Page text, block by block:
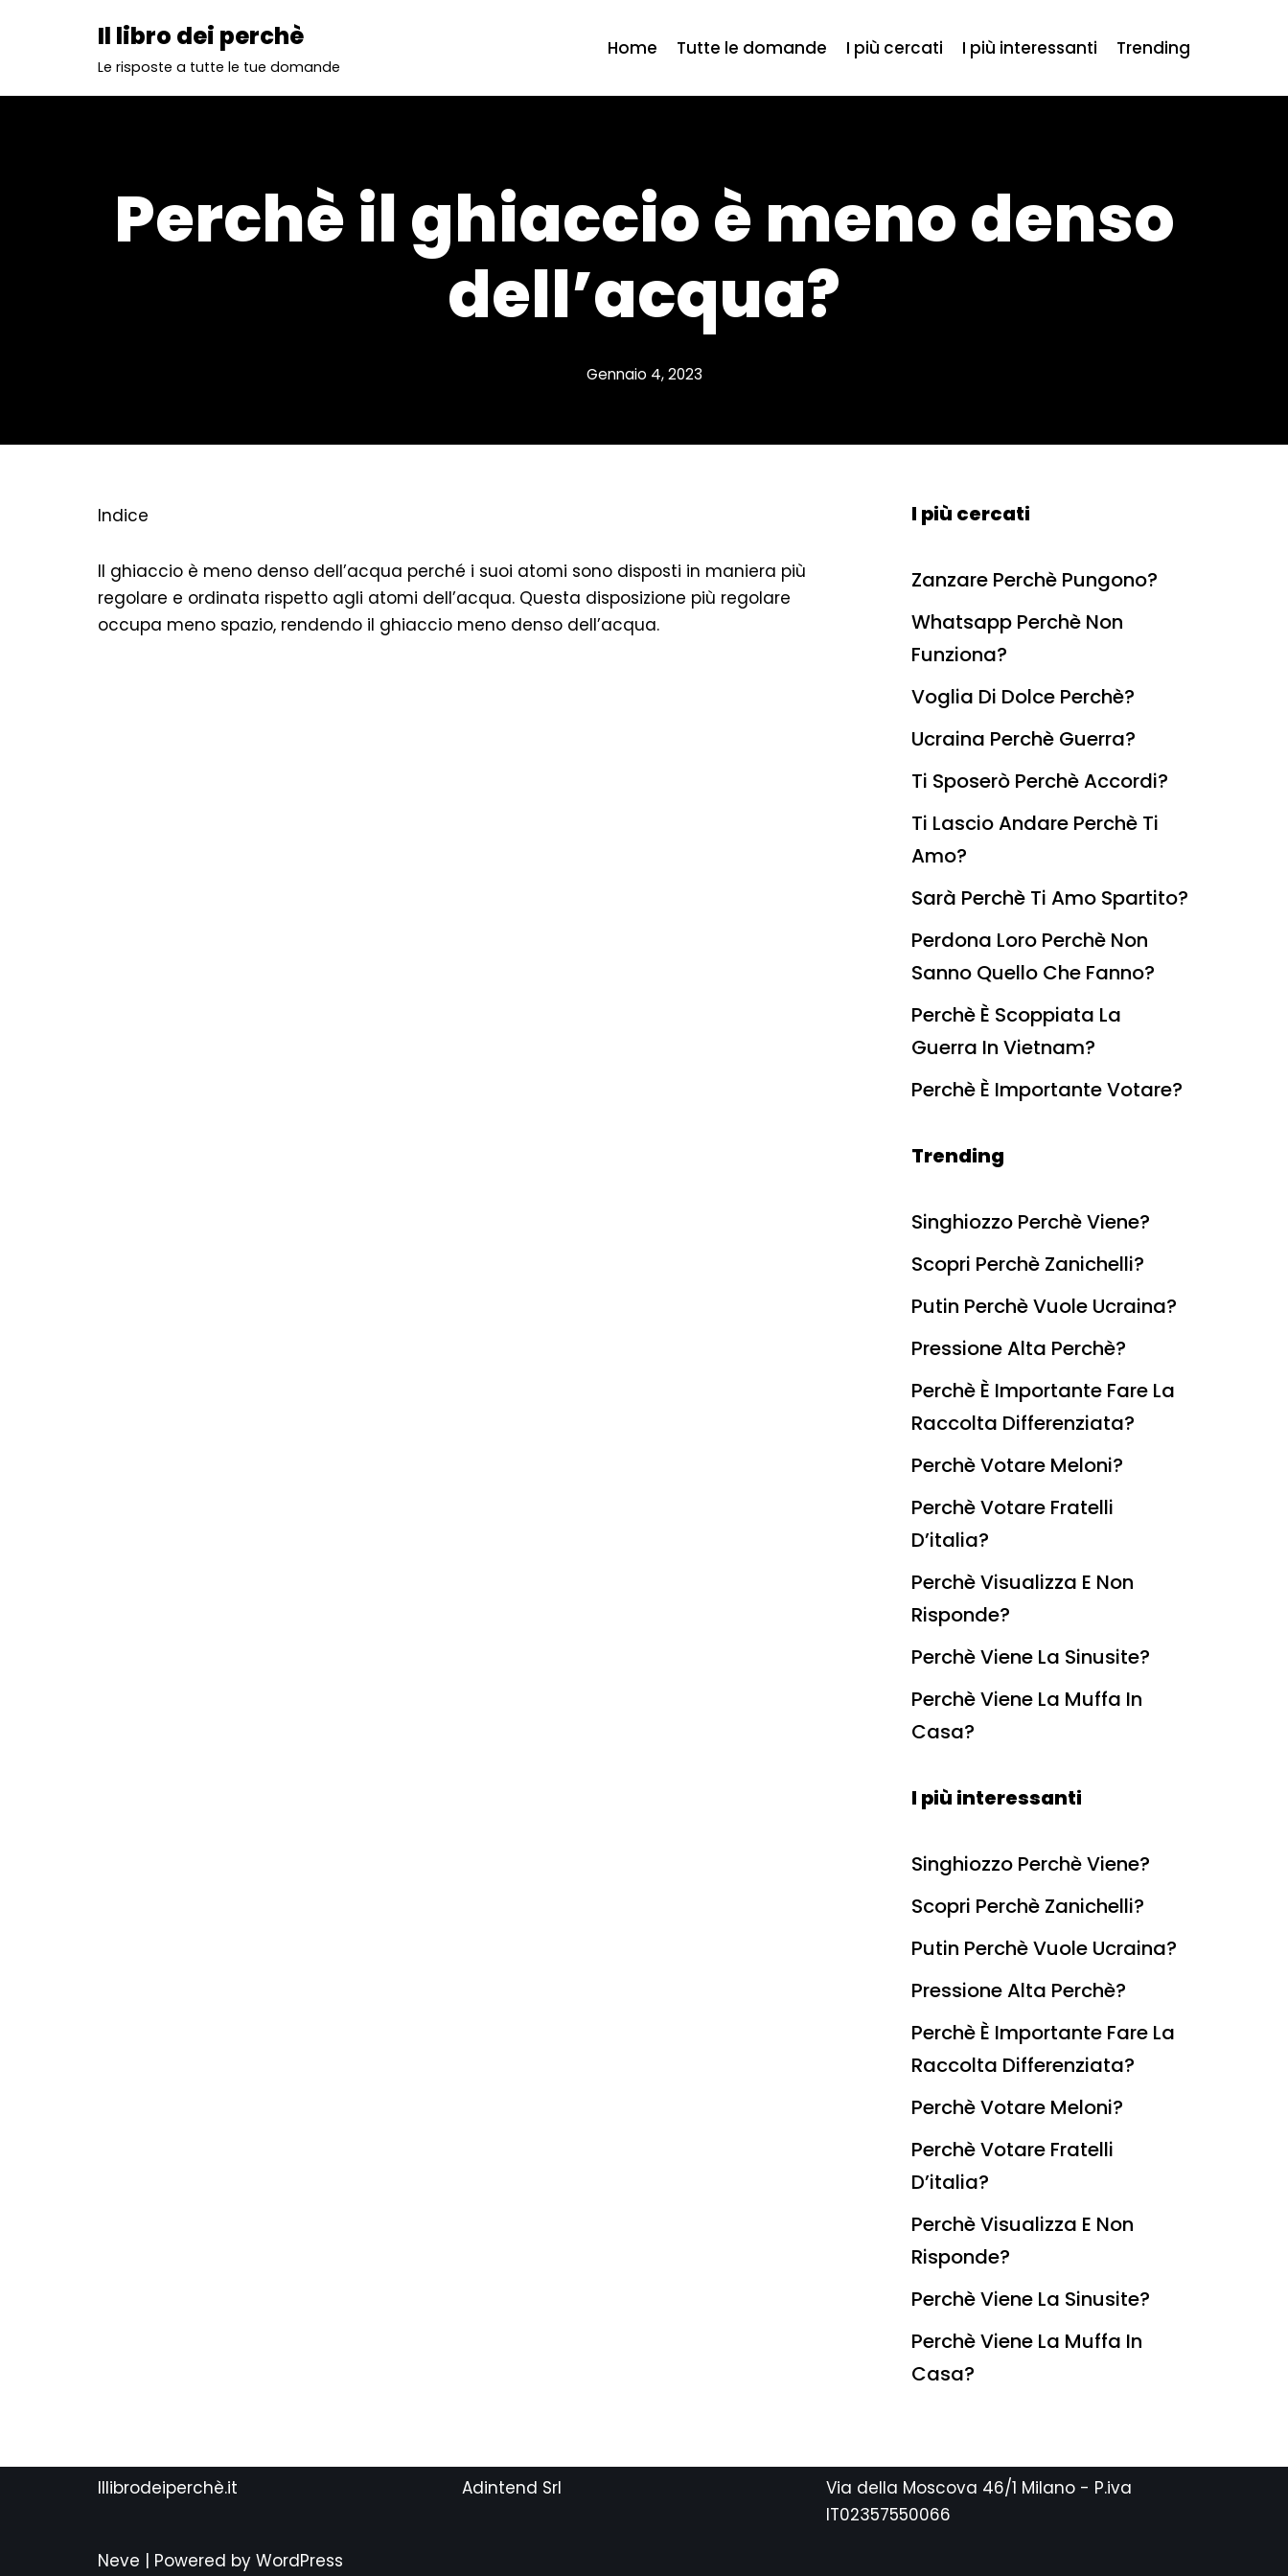
Il libro dei perchè
Le risposte a tutte le tue domande
Home Tutte le domande I più cercati I più interessanti Trending
Perchè il ghiaccio è meno denso
dell’acqua?
Gennaio 4, 2023
Indice
Il ghiaccio è meno denso dell’acqua perché i suoi atomi sono disposti in maniera più
regolare e ordinata rispetto agli atomi dell’acqua. Questa disposizione più regolare
occupa meno spazio, rendendo il ghiaccio meno denso dell’acqua.
I più cercati
Zanzare Perchè Pungono?
Whatsapp Perchè Non
Funziona?
Voglia Di Dolce Perchè?
Ucraina Perchè Guerra?
Ti Sposerò Perchè Accordi?
Ti Lascio Andare Perchè Ti
Amo?
Sarà Perchè Ti Amo Spartito?
Perdona Loro Perchè Non
Sanno Quello Che Fanno?
Perchè È Scoppiata La
Guerra In Vietnam?
Perchè È Importante Votare?
Trending
Singhiozzo Perchè Viene?
Scopri Perchè Zanichelli?
Putin Perchè Vuole Ucraina?
Pressione Alta Perchè?
Perchè È Importante Fare La
Raccolta Differenziata?
Perchè Votare Meloni?
Perchè Votare Fratelli
D’italia?
Perchè Visualizza E Non
Risponde?
Perchè Viene La Sinusite?
Perchè Viene La Muffa In
Casa?
I più interessanti
Singhiozzo Perchè Viene?
Scopri Perchè Zanichelli?
Putin Perchè Vuole Ucraina?
Pressione Alta Perchè?
Perchè È Importante Fare La
Raccolta Differenziata?
Perchè Votare Meloni?
Perchè Votare Fratelli
D’italia?
Perchè Visualizza E Non
Risponde?
Perchè Viene La Sinusite?
Perchè Viene La Muffa In
Casa?
Illibrodeiperchè.it Adintend Srl
Via della Moscova 46/1 Milano - P.iva
IT02357550066
Neve | Powered by WordPress